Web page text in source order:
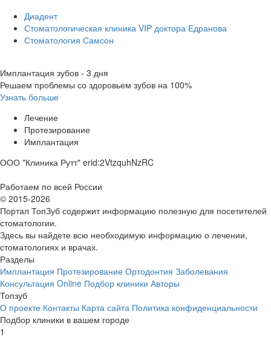
Диадент
Стоматологическая клиника VIP доктора Едранова
Стоматология Самсон
Имплантация зубов - 3 дня
Решаем проблемы со здоровьем зубов на 100%
Узнать больше
Лечение
Протезирование
Имплантация
ООО "Клиника Рутт" erid:2VtzquhNzRC
Работаем по всей России
© 2015-2026
Портал ТопЗуб содержит информацию полезную для посетителей
стоматологии.
Здесь вы найдете всю необходимую информацию о лечении,
стоматологиях и врачах.
Разделы
Имплантация Протезирование Ортодонтия Заболевания
Консультация Online Подбор клиники Авторы
Топзуб
О проекте Контакты Карта сайта Политика конфиденциальности
Подбор клиники в вашем городе
1